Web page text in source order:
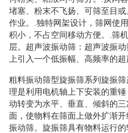
堵塞、粉末不飞扬、可筛至目
作业。.独特网架设计，筛网使
积小，不占空间移动方便。.筛
层。超声波振动筛：超声波振
上引入一个低振幅、高频率的
粗料振动筛型旋振筛系列旋振
理是利用电机轴上下安装的重
动转变为水平、垂直、倾斜的
面，使物料在筛面上做外扩渐
振动筛。旋振筛具有物料运行